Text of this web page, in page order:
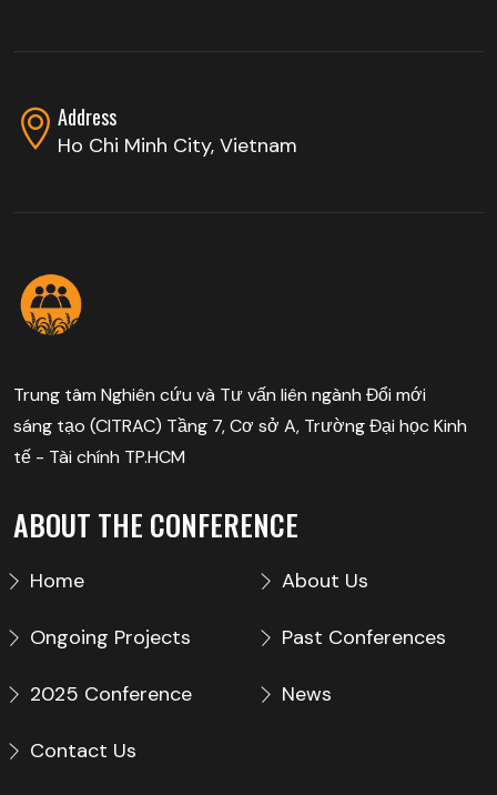
Address
Ho Chi Minh City, Vietnam
Trung tâm Nghiên cứu và Tư vấn liên ngành Đổi mới
sáng tạo (CITRAC) Tầng 7, Cơ sở A, Trường Đại học Kinh
tế - Tài chính TP.HCM
ABOUT THE CONFERENCE
Home About Us
Ongoing Projects Past Conferences
2025 Conference News
Contact Us